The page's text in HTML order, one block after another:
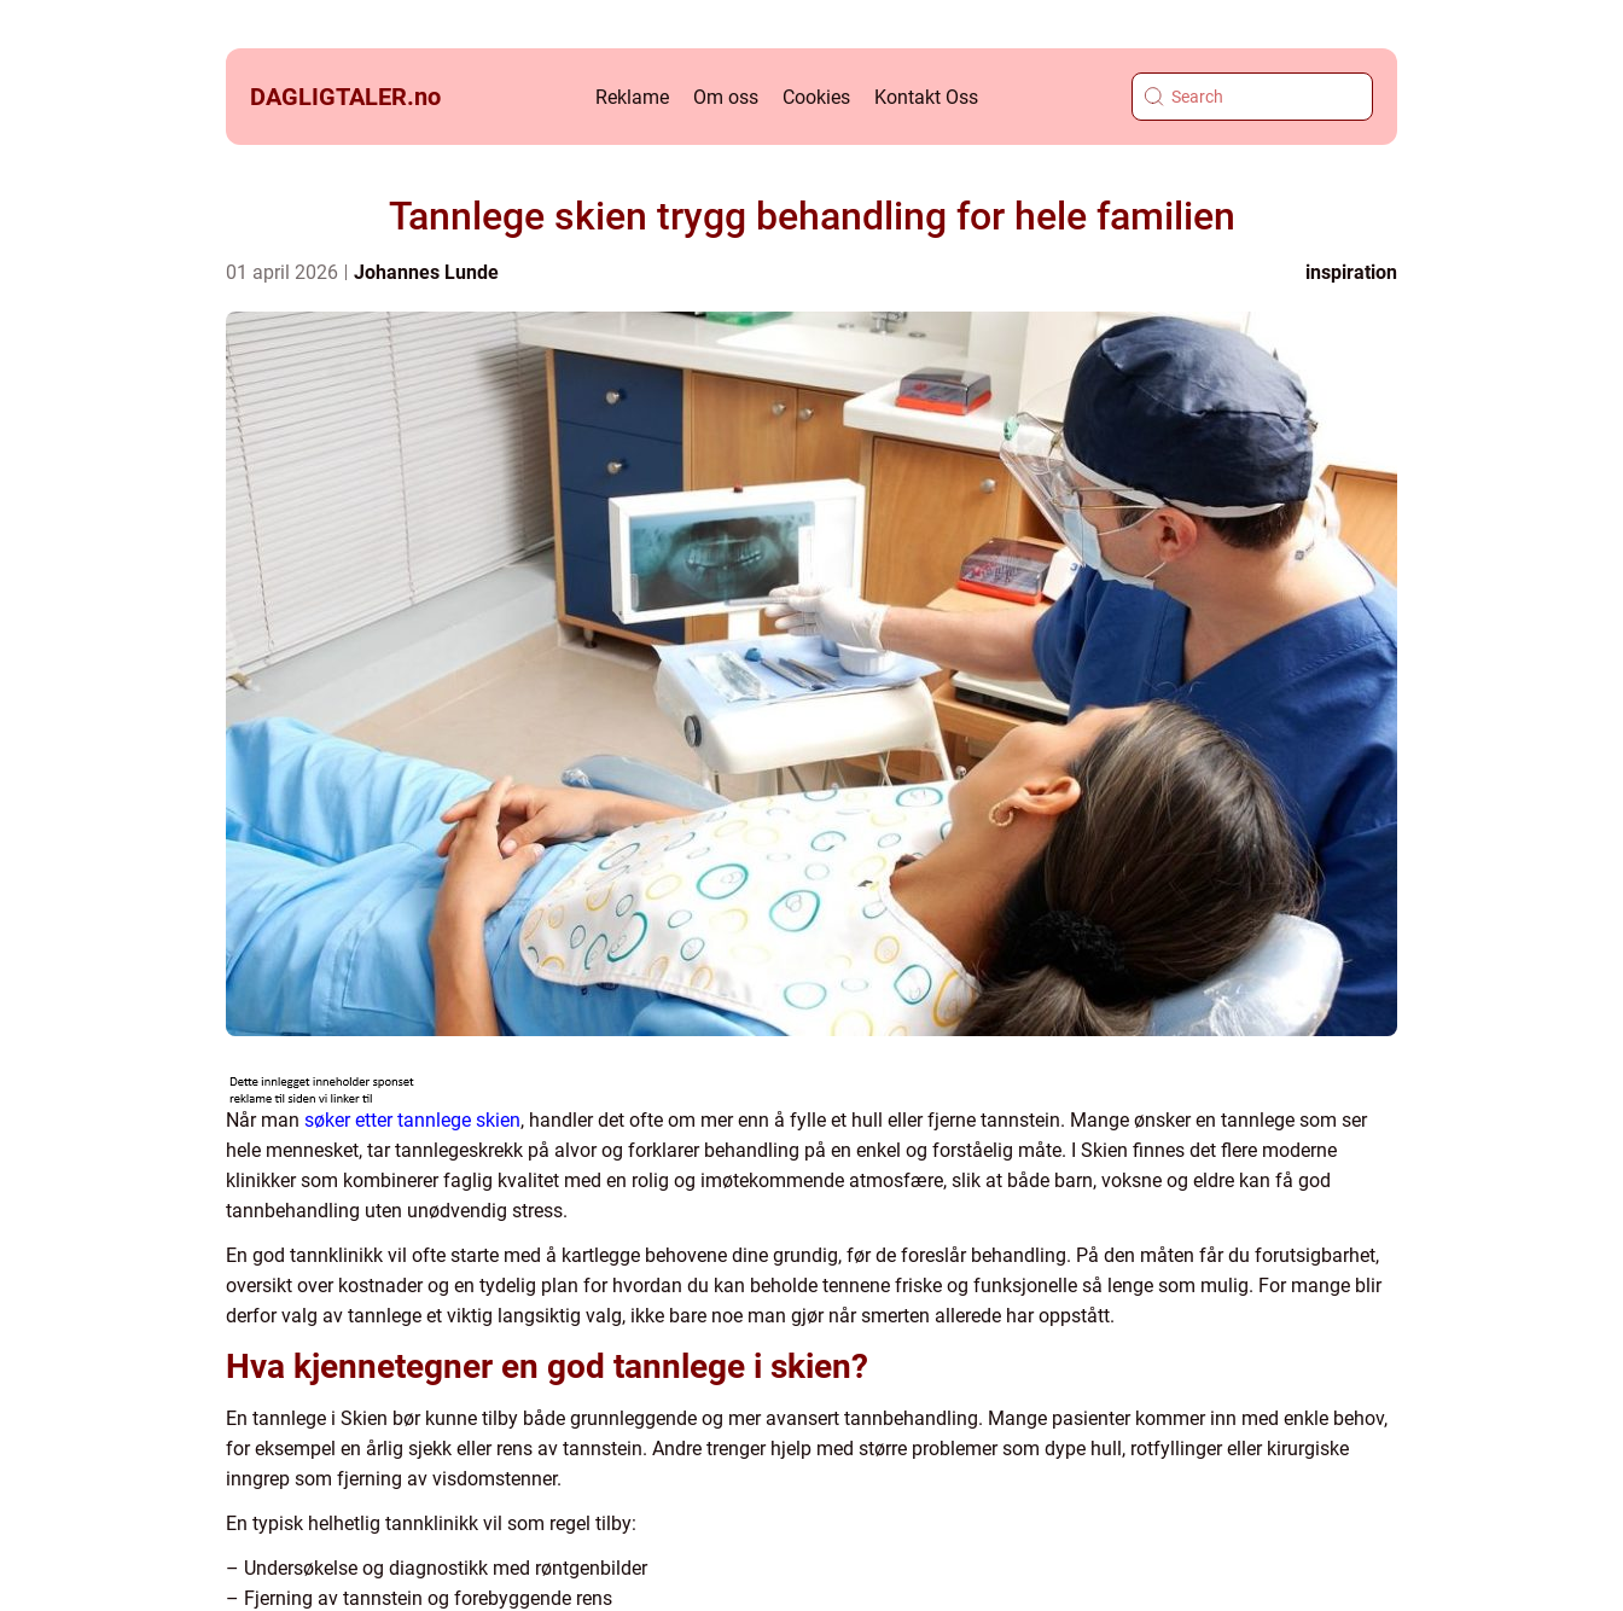
DAGLIGTALER.no Reklame Om oss Cookies Kontakt Oss
Tannlege skien trygg behandling for hele familien
01 april 2026 Johannes Lunde inspiration
Når man søker etter tannlege skien, handler det ofte om mer enn å fylle et hull eller fjerne tannstein. Mange ønsker en tannlege som ser
hele mennesket, tar tannlegeskrekk på alvor og forklarer behandling på en enkel og forståelig måte. I Skien finnes det flere moderne
klinikker som kombinerer faglig kvalitet med en rolig og imøtekommende atmosfære, slik at både barn, voksne og eldre kan få god
tannbehandling uten unødvendig stress.
En god tannklinikk vil ofte starte med å kartlegge behovene dine grundig, før de foreslår behandling. På den måten får du forutsigbarhet,
oversikt over kostnader og en tydelig plan for hvordan du kan beholde tennene friske og funksjonelle så lenge som mulig. For mange blir
derfor valg av tannlege et viktig langsiktig valg, ikke bare noe man gjør når smerten allerede har oppstått.
Hva kjennetegner en god tannlege i skien?
En tannlege i Skien bør kunne tilby både grunnleggende og mer avansert tannbehandling. Mange pasienter kommer inn med enkle behov,
for eksempel en årlig sjekk eller rens av tannstein. Andre trenger hjelp med større problemer som dype hull, rotfyllinger eller kirurgiske
inngrep som fjerning av visdomstenner.
En typisk helhetlig tannklinikk vil som regel tilby:
– Undersøkelse og diagnostikk med røntgenbilder
– Fjerning av tannstein og forebyggende rens